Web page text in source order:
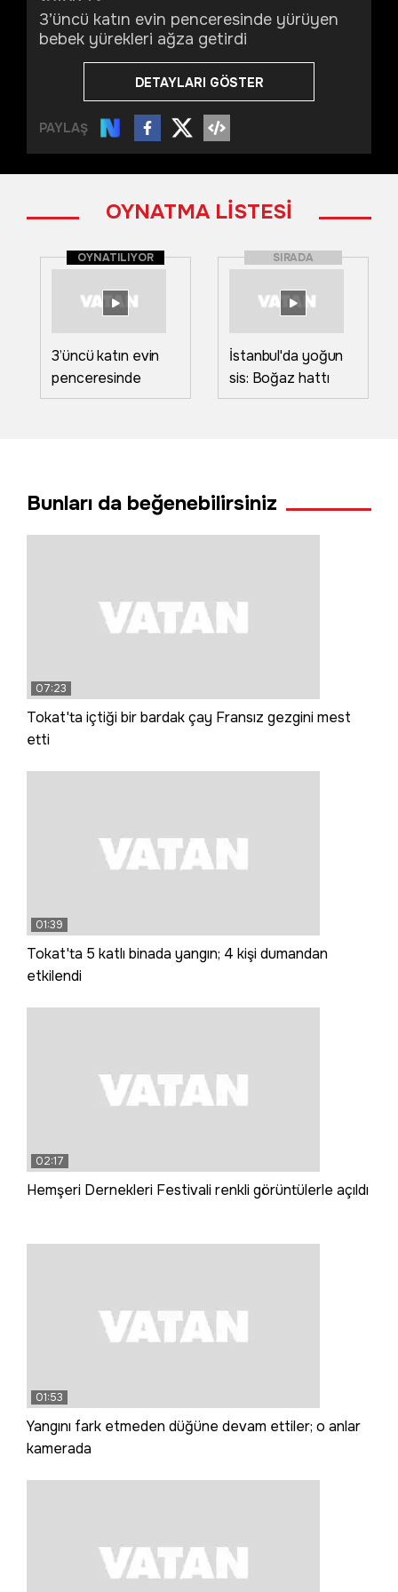
3’üncü katın evin penceresinde yürüyen
bebek yürekleri ağza getirdi
DETAYLARI GÖSTER
PAYLAŞ
OYNATMA LİSTESİ
OYNATILIYOR
3’üncü katın evin
penceresinde
yürüyen bebek
SIRADA
İstanbul'da yoğun
sis: Boğaz hattı
trafiğe kapatıldı
Bunları da beğenebilirsiniz
07:23
Tokat'ta içtiği bir bardak çay Fransız gezgini mest
etti
01:39
Tokat'ta 5 katlı binada yangın; 4 kişi dumandan
etkilendi
02:17
Hemşeri Dernekleri Festivali renkli görüntülerle açıldı
01:53
Yangını fark etmeden düğüne devam ettiler; o anlar
kamerada